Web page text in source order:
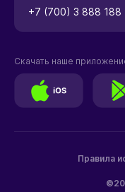
+7 (700) 3 888 188
Правила
Скачать наше